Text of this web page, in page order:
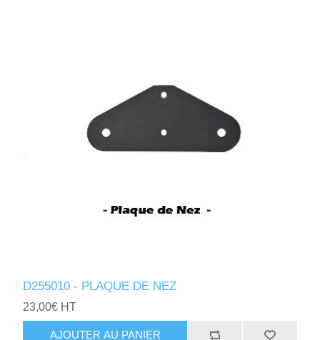
D255010 - PLAQUE DE NEZ
23,00€ HT
AJOUTER AU PANIER